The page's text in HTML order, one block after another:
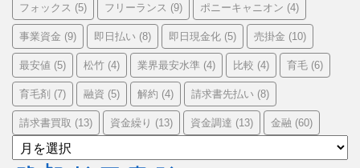
フォックス (5) フリーランス (9) ポニーキャニオン (4)
事業資金 (9) 即日払い (8) 即日現金化 (5) 売掛金 (10)
最安値 (5) 松竹 (4) 業界最安水準 (4) 比較 (4) 育毛 (6)
育毛剤 (7) 融資 (5) 解約 (4) 請求書先払い (8)
請求書買取 (13) 資金繰り (13) 資金調達 (13) 金融 (60)
ア
ー